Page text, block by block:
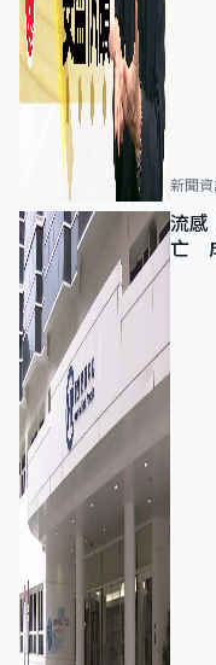
新聞資
流感
亡